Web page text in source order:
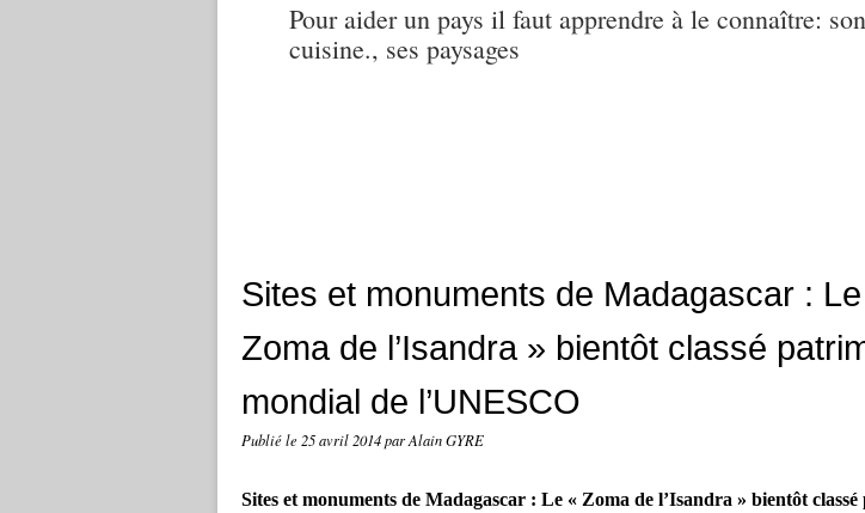
Pour aider un pays il faut apprendre à le connaître:
cuisine., ses paysages
Sites et monuments de Madagascar :
Zoma de l’Isandra » bientôt classé
mondial de l’UNESCO
Publié le 25 avril 2014par Alain GYRE
Sites et monuments de Madagascar : Le « Zoma de l’Isandra » bientôt